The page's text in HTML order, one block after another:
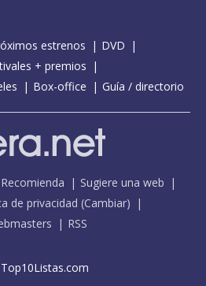
estrenos
DVD
+ premios
Box-office Guía / directorio
Recomienda
Sugiere una web
de privacidad (Cambiar)
RSS
Top10Listas.com